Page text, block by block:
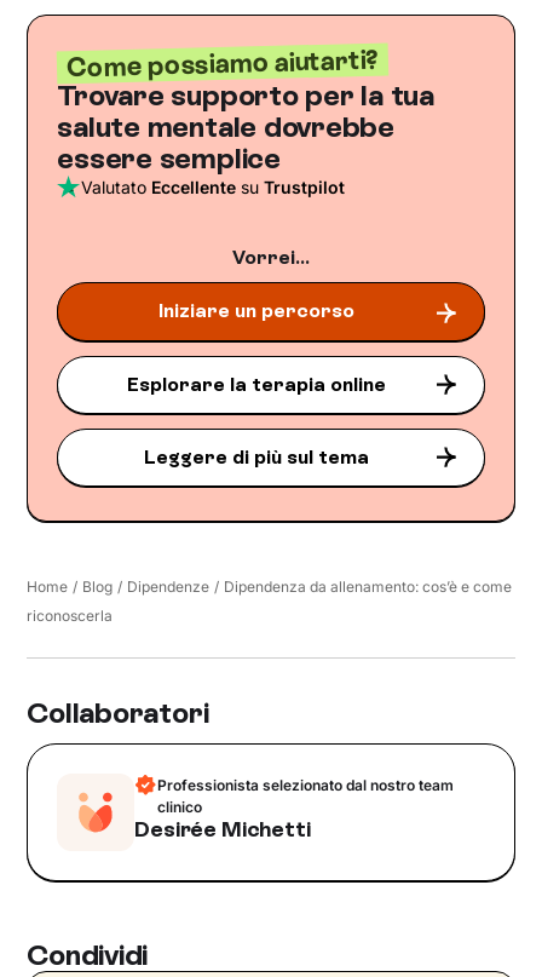
Come possiamo aiutarti?
Trovare supporto per la tua
salute mentale dovrebbe
essere semplice
Valutato Eccellente suTrustpilot
Vorrei...
Iniziare un percorso
Esplorare la terapia online
Leggere di più sul tema
Home / Blog / Dipendenze / Dipendenza da allenamento: cos’è e come
riconoscerla
Collaboratori
Professionista selezionato dal nostro team
clinico
Desirée Michetti
Condividi